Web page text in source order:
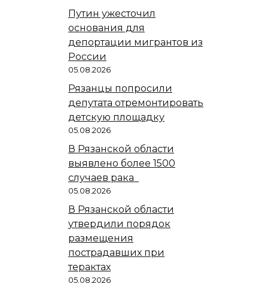
Путин ужесточил
основания для
депортации мигрантов из
России
05.08.2026
Рязанцы попросили
депутата отремонтировать
детскую площадку
05.08.2026
В Рязанской области
выявлено более 1500
случаев рака
05.08.2026
В Рязанской области
утвердили порядок
размещения
пострадавших при
терактах
05.08.2026